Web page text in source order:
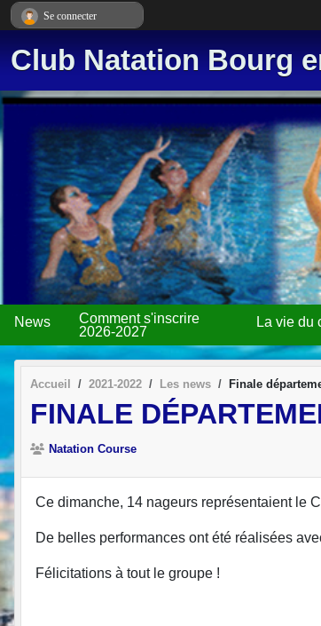
Club Natation Bourg
News
Comment s'inscrire
2026-2027
La vie du
Accueil 2021-2022 Les news Finale
FINALE
Natation Course
Ce dimanche, 14 nageurs représentaient le
De belles performances ont été réalisées
Félicitations à tout le groupe !
Se connecter
Panneau de gestion des cookies